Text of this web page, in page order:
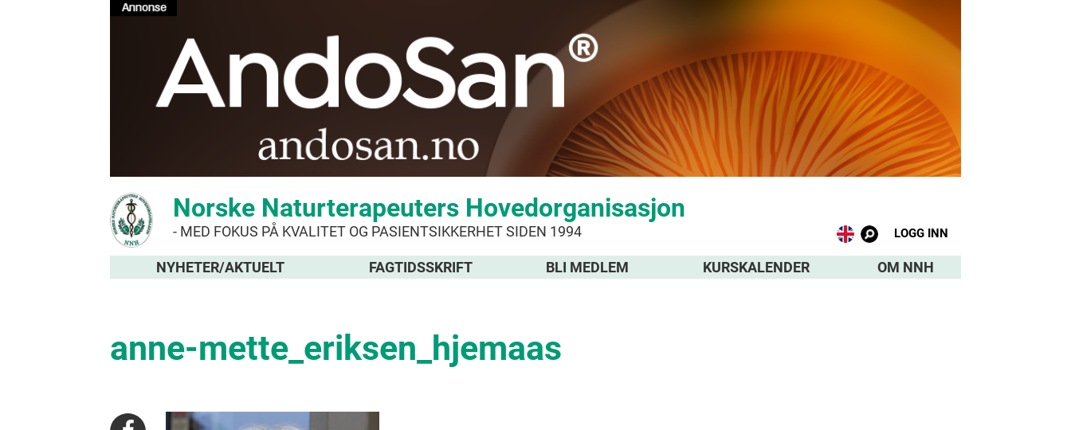
Norske Naturterapeuters Hovedorganisasjon
- MED FOKUS PÅ KVALITET OG PASIENTSIKKERHET SIDEN 1994 LOGG INN
NYHETER/AKTUELT FAGTIDSSKRIFT BLI MEDLEM KURSKALENDER OM NNH
anne-mette_eriksen_hjemaas